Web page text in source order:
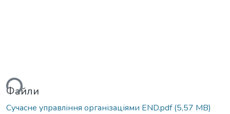
Файли
Cучасне управління організаціями END.pdf(5,57 MB)